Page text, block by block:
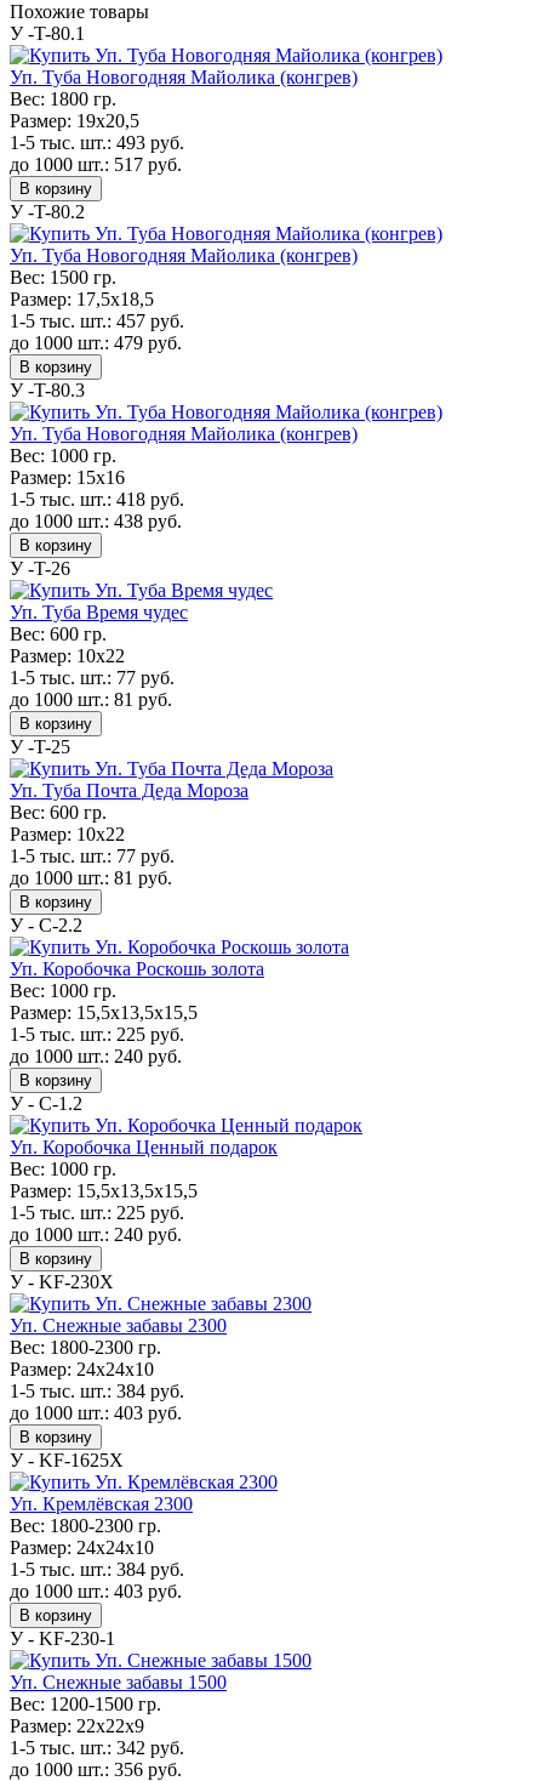
Похожие товары
У -T-80.1
Уп. Туба Новогодняя Майолика (конгрев)
Вес: 1800 гр.
Размер: 19x20,5
1-5 тыс. шт.: 493 руб.
до 1000 шт.: 517 руб.
В корзину
У -T-80.2
Уп. Туба Новогодняя Майолика (конгрев)
Вес: 1500 гр.
Размер: 17,5x18,5
1-5 тыс. шт.: 457 руб.
до 1000 шт.: 479 руб.
В корзину
У -T-80.3
Уп. Туба Новогодняя Майолика (конгрев)
Вес: 1000 гр.
Размер: 15x16
1-5 тыс. шт.: 418 руб.
до 1000 шт.: 438 руб.
В корзину
У -T-26
Уп. Туба Время чудес
Вес: 600 гр.
Размер: 10x22
1-5 тыс. шт.: 77 руб.
до 1000 шт.: 81 руб.
В корзину
У -T-25
Уп. Туба Почта Деда Мороза
Вес: 600 гр.
Размер: 10x22
1-5 тыс. шт.: 77 руб.
до 1000 шт.: 81 руб.
В корзину
У - С-2.2
Уп. Коробочка Роскошь золота
Вес: 1000 гр.
Размер: 15,5х13,5х15,5
1-5 тыс. шт.: 225 руб.
до 1000 шт.: 240 руб.
В корзину
У - С-1.2
Уп. Коробочка Ценный подарок
Вес: 1000 гр.
Размер: 15,5х13,5х15,5
1-5 тыс. шт.: 225 руб.
до 1000 шт.: 240 руб.
В корзину
У - KF-230Х
Уп. Снежные забавы 2300
Вес: 1800-2300 гр.
Размер: 24х24х10
1-5 тыс. шт.: 384 руб.
до 1000 шт.: 403 руб.
В корзину
У - KF-1625Х
Уп. Кремлёвская 2300
Вес: 1800-2300 гр.
Размер: 24х24х10
1-5 тыс. шт.: 384 руб.
до 1000 шт.: 403 руб.
В корзину
У - KF-230-1
Уп. Снежные забавы 1500
Вес: 1200-1500 гр.
Размер: 22х22х9
1-5 тыс. шт.: 342 руб.
до 1000 шт.: 356 руб.